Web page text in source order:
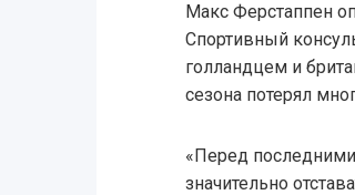
Макс Ферстаппен
Спортивный
голландцем и
сезона потерял
«Перед
значительно